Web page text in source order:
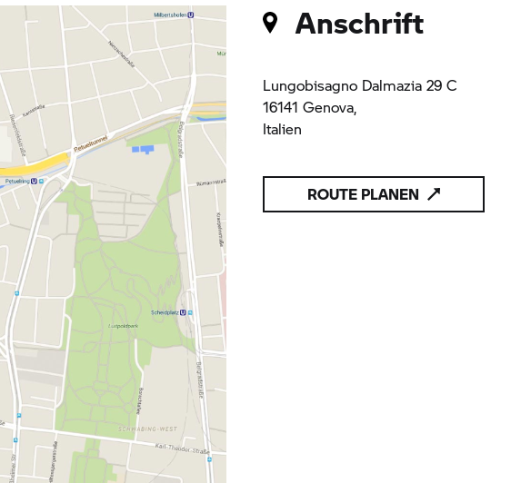
Anschrift
Lungobisagno Dalmazia 29 C
16141 Genova,
Italien
ROUTE PLANEN